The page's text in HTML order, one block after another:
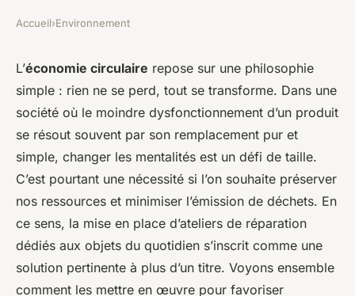
Comment mettre en œuvre des
ateliers de réparation d'objets
pour favoriser l'économie
circulaire ?
léonne•25 avril 2024 •5 min de lecture
Accueil›Environnement
L’économie circulaire repose sur une philosophie
simple : rien ne se perd, tout se transforme. Dans une
société où le moindre dysfonctionnement d’un produit
se résout souvent par son remplacement pur et
simple, changer les mentalités est un défi de taille.
C’est pourtant une nécessité si l’on souhaite préserver
nos ressources et minimiser l’émission de déchets. En
ce sens, la mise en place d’ateliers de réparation
dédiés aux objets du quotidien s’inscrit comme une
solution pertinente à plus d’un titre. Voyons ensemble
comment les mettre en œuvre pour favoriser